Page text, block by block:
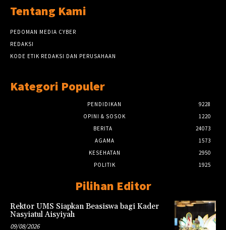
Tentang Kami
PEDOMAN MEDIA CYBER
REDAKSI
KODE ETIK REDAKSI DAN PERUSAHAAN
Kategori Populer
PENDIDIKAN
9228
OPINI & SOSOK
1220
BERITA
24073
AGAMA
1573
KESEHATAN
2950
POLITIK
1925
Pilihan Editor
Rektor UMS Siapkan Beasiswa bagi Kader
Nasyiatul Aisyiyah
09/08/2026